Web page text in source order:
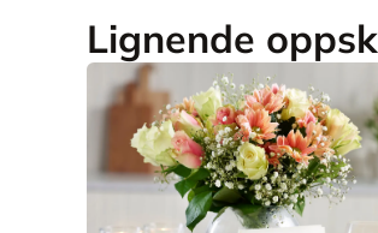
Lignende